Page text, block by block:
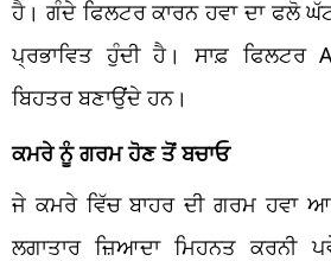
ਹੈ। ਗੰਦੇ ਫਿਲਟਰ ਕਾਰਨ ਹਵਾ ਦਾ ਫਲੋ
ਪ੍ਰਭਾਵਿਤ ਹੁੰਦੀ ਹੈ। ਸਾਫ਼ ਫਿਲਟਰ
ਬਿਹਤਰ ਬਣਾਉਂਦੇ ਹਨ।
ਕਮਰੇ ਨੂੰ ਗਰਮ ਹੋਣ ਤੋਂ ਬਚਾਓ
ਜੇ ਕਮਰੇ ਵਿੱਚ ਬਾਹਰ ਦੀ ਗਰਮ ਹਵਾ
ਲਗਾਤਾਰ ਜ਼ਿਆਦਾ ਮਿਹਨਤ ਕਰਨੀ